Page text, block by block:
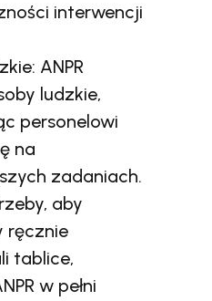
interwencji
ANPR
ludzkie,
personelowi
na
zadaniach.
aby
ręcznie
tablice,
w pełni